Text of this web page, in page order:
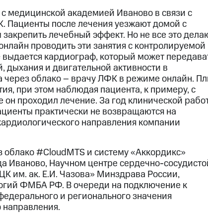
медицинской академией Иваново в связи с
после лечения уезжают домой с
лечебный эффект. Но не все это
проводить эти занятия с контролируемой
кардиограф, который может
и двигательной активности в
через облако – врачу ЛФК в режиме онлайн.
при этом наблюдая пациента, к примеру, с
проходил лечение. За год клинической
практически не возвращаются на
направления компании
#CloudMTS и систему «Аккордикс»
Иваново, Научном центре сердечно-
им. ак. Е.И. Чазова» Минздрава России,
ФМБА РФ. В очереди на подключение к
и регионального значения
направления.